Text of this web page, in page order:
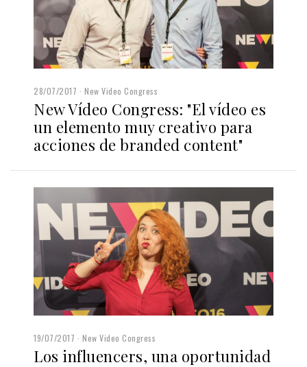
28/07/2017 New Video Congress
New Vídeo Congress: "El vídeo es
un elemento muy creativo para
acciones de branded content"
19/07/2017 New Video Congress
Los influencers, una oportunidad